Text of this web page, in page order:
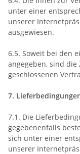
unter einer
unserer
ausgewiesen.
6.5. Soweit bei den
angegeben, sind
geschlossenen
7.
7.1. Die
gegebenenfalls
sich unter einer
unserer